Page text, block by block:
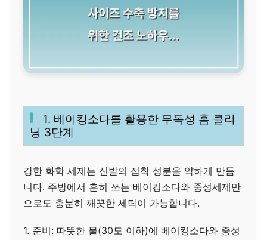
1. 베이킹소다를 활용한 무독성 홈 클리
닝 3단계
강한 화학 세제는 신발의 접착 성분을 약하게 만듭
니다. 주방에서 흔히 쓰는 베이킹소다와 중성세제만
으로도 충분히 깨끗한 세탁이 가능합니다.
1. 준비: 따뜻한 물(30도 이하)에 베이킹소다와 중성